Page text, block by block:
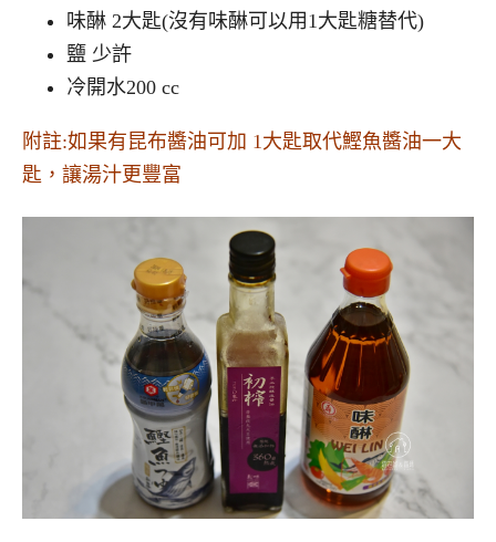
味醂 2大匙(沒有味醂可以用1大匙糖替代)
鹽 少許
冷開水200 cc
附註:如果有昆布醬油可加 1大匙取代鰹魚醬油一大
匙，讓湯汁更豐富